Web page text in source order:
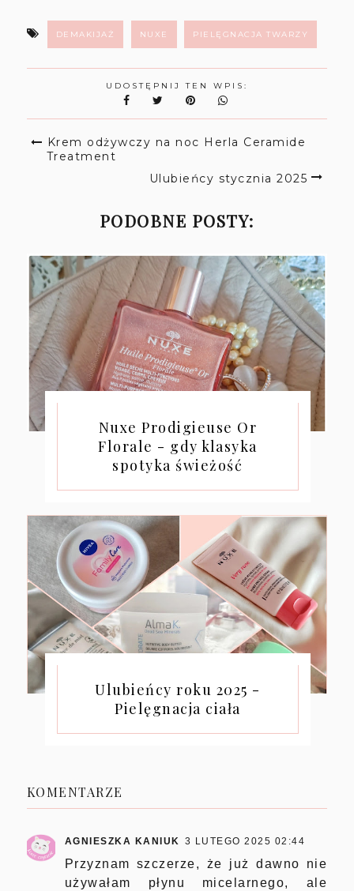
DEMAKIJAŻ NUXE PIELĘGNACJA TWARZY
UDOSTĘPNIJ TEN WPIS:
Krem odżywczy na noc Herla Ceramide
Treatment
Ulubieńcy stycznia 2025
PODOBNE POSTY:
Nuxe Prodigieuse Or
Florale - gdy klasyka
spotyka świeżość
Ulubieńcy roku 2025 -
Pielęgnacja ciała
KOMENTARZE
AGNIESZKA KANIUK 3 LUTEGO 2025 02:44
Przyznam szczerze, że już dawno nie
używałam płynu micelarnego, ale